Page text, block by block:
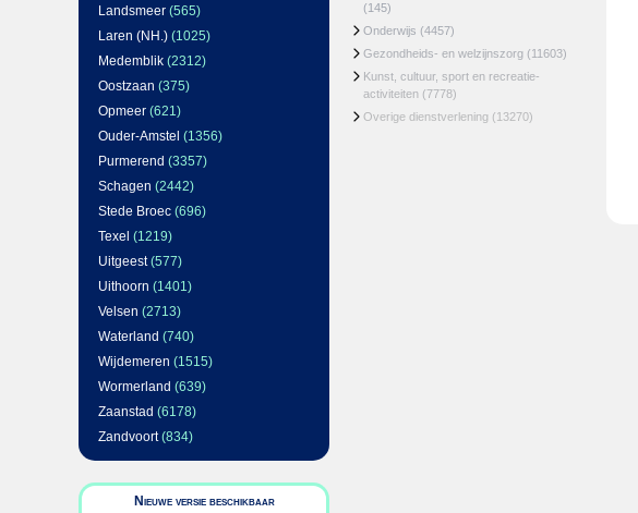
Landsmeer (565)
Laren (NH.) (1025)
Medemblik (2312)
Oostzaan (375)
Opmeer (621)
Ouder-Amstel (1356)
Purmerend (3357)
Schagen (2442)
Stede Broec (696)
Texel (1219)
Uitgeest(577)
Uithoorn (1401)
Velsen (2713)
Waterland (740)
Wijdemeren (1515)
Wormerland (639)
Zaanstad (6178)
Zandvoort(834)
Nieuwe versie beschikbaar
(145)
Onderwijs (4457)
Gezondheids- en welzijnszorg (11603)
Kunst, cultuur, sport en recreatie-
activiteiten (7778)
Overige dienstverlening (13270)